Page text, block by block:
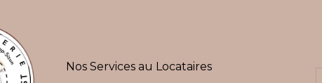
Nos Services au Locataires